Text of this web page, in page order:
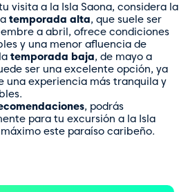
visita a la Isla Saona, considera la
temporada alta, que suele ser
a abril, ofrece condiciones
y una menor afluencia de
temporada baja, de mayo a
ser una excelente opción, ya
una experiencia más tranquila y
, podrás
para tu excursión a la Isla
este paraíso caribeño.